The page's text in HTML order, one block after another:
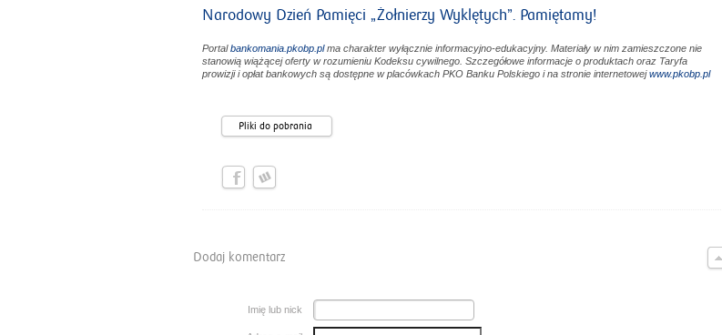
Narodowy Dzień Pamięci „Żołnierzy Wyklętych”. Pamiętamy!
Portalbankomania.pkobp.plma charakter wyłącznie informacyjno-edukacyjny. Materiały w nim zamieszczone nie
stanowią wiążącej oferty w rozumieniu Kodeksu cywilnego. Szczegółowe informacje o produktach oraz Taryfa
prowizji i opłat bankowych są dostępne w placówkach PKO Banku Polskiego i na stronie internetowejwww.pkobp.pl
Pliki do pobrania
Dodaj komentarz
Imię lub nick